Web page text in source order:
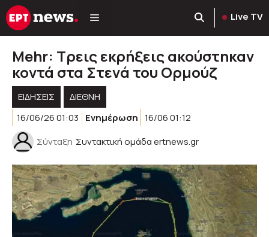
Μετάβαση
σε
Live TV
Mehr: Τρεις εκρήξεις ακούστηκαν
κοντά στα Στενά του Ορμούζ
ΕΙΔΗΣΕΙΣ
ΔΙΕΘΝΗ
16/06/26 01:03
Ενημέρωση 16/06 01:12
Σύνταξη Συντακτική ομάδα ertnews.gr